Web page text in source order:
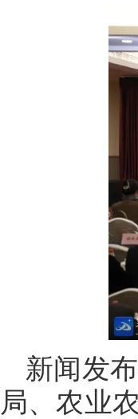
新闻发
局、农业